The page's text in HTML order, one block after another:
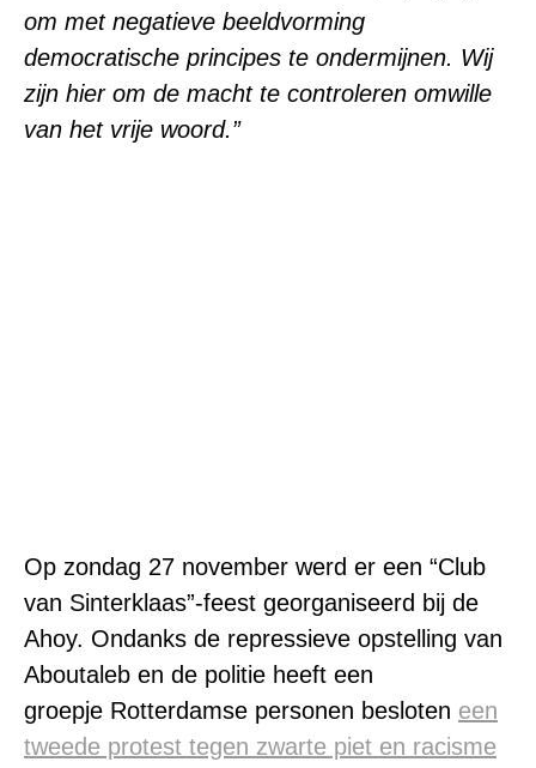
om met negatieve beeldvorming
democratische principes te ondermijnen. Wij
zijn hier om de macht te controleren omwille
van het vrije woord.”
Op zondag 27 november werd er een “Club
van Sinterklaas”-feest georganiseerd bij de
Ahoy. Ondanks de repressieve opstelling van
Aboutaleb en de politie heeft een
groepje Rotterdamse personen besloten een
tweede protest tegen zwarte piet en racisme